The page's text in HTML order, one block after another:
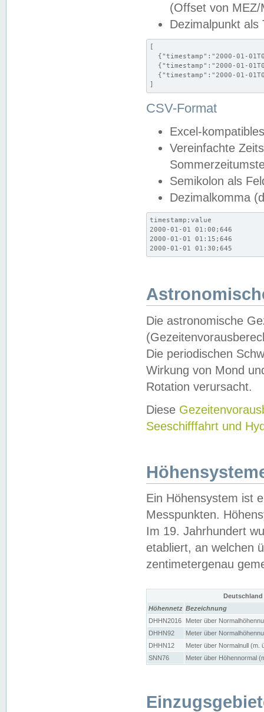
(Offset von MEZ/
Dezimalpunkt als
[
{"timestamp":"2000-01-
{"timestamp":"2000-01-
{"timestamp":"2000-01-
]
CSV-Format
Excel-
Vereinfachte
Semikolon als
Dezimalkomma
timestamp;value
2000-01-01 01:00;646
2000-01-01 01:15;646
2000-01-01 01:30;645
Die astronomische
Die periodischen
Wirkung von Mond
Rotation verursacht.
Diese
Seeschifffahrt und
Ein Höhensystem ist
Messpunkten.
Im 19. Jahrhundert
etabliert, an welchen
zentimetergenau
Höhennetz Bezeichnung
DHHN2016
Meter über
DHHN92
Meter über
DHHN12
Meter über Normalnull (m.
SNN76
Meter über Höhennormal